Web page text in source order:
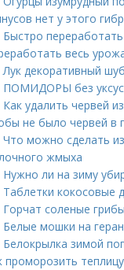
нет у этого
Быстро
весь
Лук декоративный
ПОМИДОРЫ без
Как удалить червей
не было червей в
Что можно сделать
жмыха
Нужно ли на зиму
Таблетки кокосовые
Горчат соленые
Белые мошки на
Белокрылка зимой
проморозить